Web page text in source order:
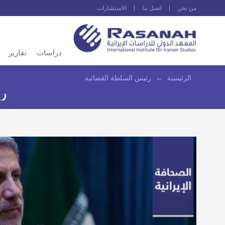
من نحن اتصل بنا الاستشارات
دراسات تقارير
الرئيسية ← رئيس السلطة القضائية